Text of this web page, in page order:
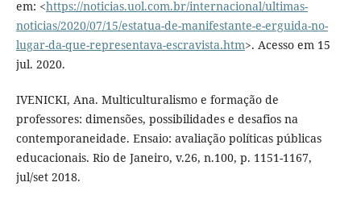
em: <https://noticias.uol.com.br/internacional/ultimas-
noticias/2020/07/15/estatua-de-manifestante-e-erguida-no-
lugar-da-que-representava-escravista.htm>. Acesso em 15
jul. 2020.
IVENICKI, Ana. Multiculturalismo e formação de
professores: dimensões, possibilidades e desafios na
contemporaneidade. Ensaio: avaliação políticas públicas
educacionais. Rio de Janeiro, v.26, n.100, p. 1151-1167,
jul/set 2018.